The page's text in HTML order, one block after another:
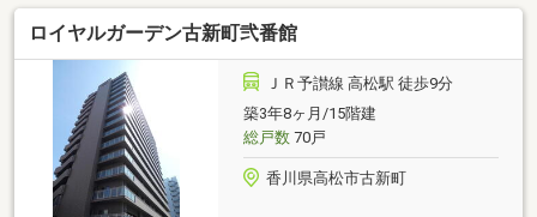
内容！（北東・北西洋室のクローゼット折れ戸・枠を
白色に変更、リビング・ダイニングと南洋室との壁を
撤去し、4枚引き戸に変更で可変性の高い仕様にして
おります。）◆全居室フローリングにつき、毎日のお
手入れもラク♪◇ウォークインクローク、全居室収納
完備で豊富に収納可！◆敷地内駐車場１００％確保
♪◇美装完了後、物件お引渡し！
ロイヤルガーデン古新町弐番館
ＪＲ予讃線 高松駅 徒歩9分
築3年8ヶ月/15階建
総戸数70戸
香川県高松市古新町